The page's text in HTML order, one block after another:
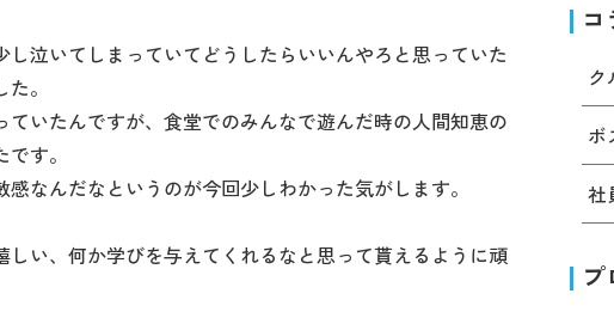
泣いてしまっていてどうしたらいいんやろと思っていた
。
いたんですが、食堂でのみんなで遊んだ時の人間知恵の
す。
なんだなというのが今回少しわかった気がします。
い、何か学びを与えてくれるなと思って貰えるように頑
コ
ク
ボ
社